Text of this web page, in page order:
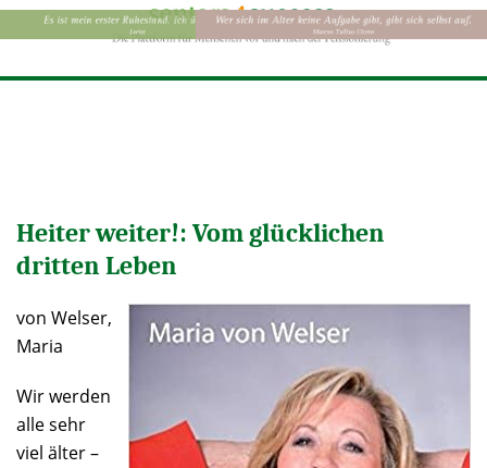
Heiter weiter!: Vom glücklichen
dritten Leben
von Welser,
Maria
Wir werden
alle sehr
viel älter –